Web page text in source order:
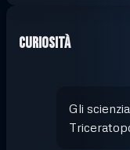
Curiosità
Gli